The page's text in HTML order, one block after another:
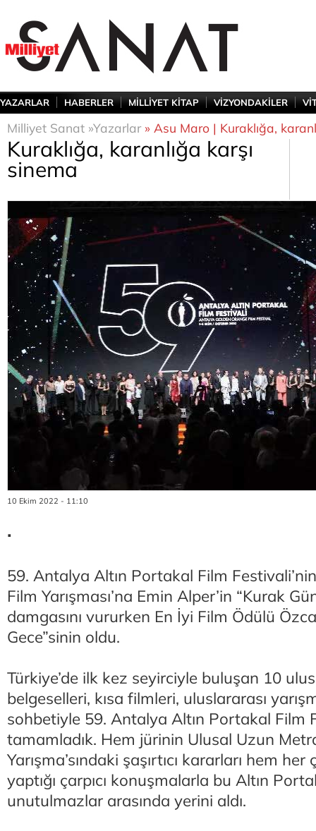
YAZARLAR HABERLER MİLLİYET KİTAP VİZYONDAKİLER
Milliyet Sanat »Yazarlar» Asu Maro | Kuraklığa,
Kuraklığa, karanlığa karşı
sinema
10 Ekim 2022 - 11:10
.
59. Antalya Altın Portakal Film
Film Yarışması’na Emin Alper’in “Kurak
damgasını vururken En İyi Film Ödülü
Gece”sinin oldu.
Türkiye’de ilk kez seyirciyle buluşan 10
belgeselleri, kısa filmleri, uluslararası
sohbetiyle 59. Antalya Altın Portakal Film
tamamladık. Hem jürinin Ulusal Uzun
Yarışma’sındaki şaşırtıcı kararları hem her
yaptığı çarpıcı konuşmalarla bu Altın
unutulmazlar arasında yerini aldı.